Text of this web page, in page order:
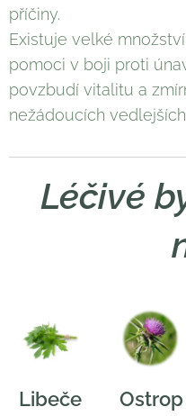
příčiny.
Existuje velké
pomoci v boji proti
povzbudí vitalitu a
nežádoucích
Léčivé
Libeče
Ostrop